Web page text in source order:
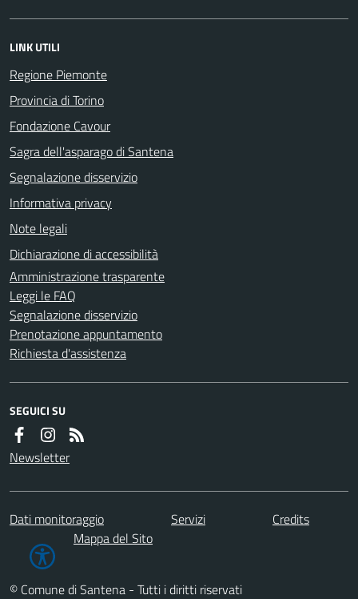
LINK UTILI
Regione Piemonte
Provincia di Torino
Fondazione Cavour
Sagra dell'asparago di Santena
Segnalazione disservizio
Informativa privacy
Note legali
Dichiarazione di accessibilità
Amministrazione trasparente
Leggi le FAQ
Segnalazione disservizio
Prenotazione appuntamento
Richiesta d'assistenza
SEGUICI SU
Newsletter
Dati monitoraggio Servizi
Credits
Mappa del Sito
© Comune di Santena - Tutti i diritti riservati